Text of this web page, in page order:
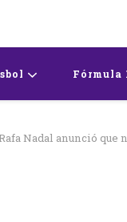
Fórmula
Nadal anunció que